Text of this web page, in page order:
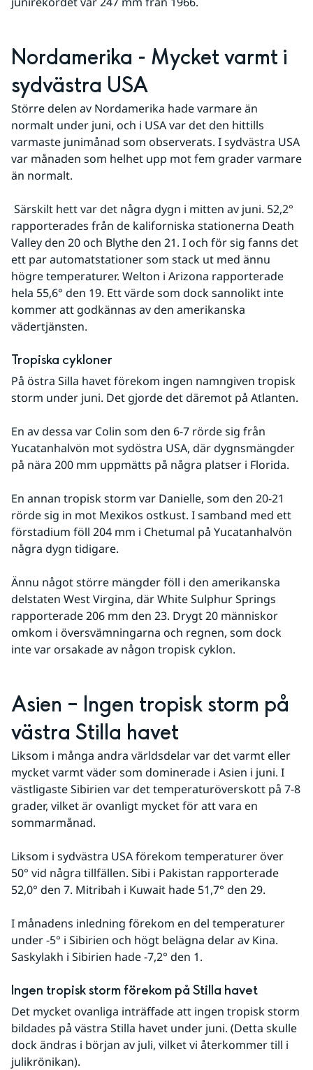
Nordamerika - Mycket varmt i
sydvästra USA
Större delen av Nordamerika hade varmare än
normalt under juni, och i USA var det den hittills
varmaste junimånad som observerats. I sydvästra USA
var månaden som helhet upp mot fem grader varmare
än normalt.
rapporterades från de kaliforniska stationerna Death
Valley den 20 och Blythe den 21. I och för sig fanns det
ett par automatstationer som stack ut med ännu
högre temperaturer. Welton i Arizona rapporterade
hela 55,6° den 19. Ett värde som dock sannolikt inte
kommer att godkännas av den amerikanska
vädertjänsten.
Tropiska cykloner
På östra Silla havet förekom ingen namngiven tropisk
storm under juni. Det gjorde det däremot på Atlanten.
En av dessa var Colin som den 6-7 rörde sig från
Yucatanhalvön mot sydöstra USA, där dygnsmängder
på nära 200 mm uppmätts på några platser i Florida.
En annan tropisk storm var Danielle, som den 20-21
rörde sig in mot Mexikos ostkust. I samband med ett
förstadium föll 204 mm i Chetumal på Yucatanhalvön
några dygn tidigare.
Ännu något större mängder föll i den amerikanska
delstaten West Virgina, där White Sulphur Springs
rapporterade 206 mm den 23. Drygt 20 människor
omkom i översvämningarna och regnen, som dock
inte var orsakade av någon tropisk cyklon.
Asien – Ingen tropisk storm på
västra Stilla havet
Liksom i många andra världsdelar var det varmt eller
mycket varmt väder som dominerade i Asien i juni. I
västligaste Sibirien var det temperaturöverskott på 7-8
grader, vilket är ovanligt mycket för att vara en
sommarmånad.
Liksom i sydvästra USA förekom temperaturer över
50° vid några tillfällen. Sibi i Pakistan rapporterade
52,0° den 7. Mitribah i Kuwait hade 51,7° den 29.
I månadens inledning förekom en del temperaturer
under -5° i Sibirien och högt belägna delar av Kina.
Saskylakh i Sibirien hade -7,2° den 1.
Ingen tropisk storm förekom på Stilla havet
Det mycket ovanliga inträffade att ingen tropisk storm
bildades på västra Stilla havet under juni. (Detta skulle
dock ändras i början av juli, vilket vi återkommer till i
julikrönikan).